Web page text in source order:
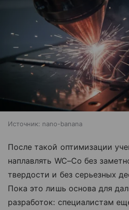
Источник: nano-banana
После такой оптимизации
наплавлять WC–Co без
твердости и без серьезных
Пока это лишь основа для
разработок: специалистам